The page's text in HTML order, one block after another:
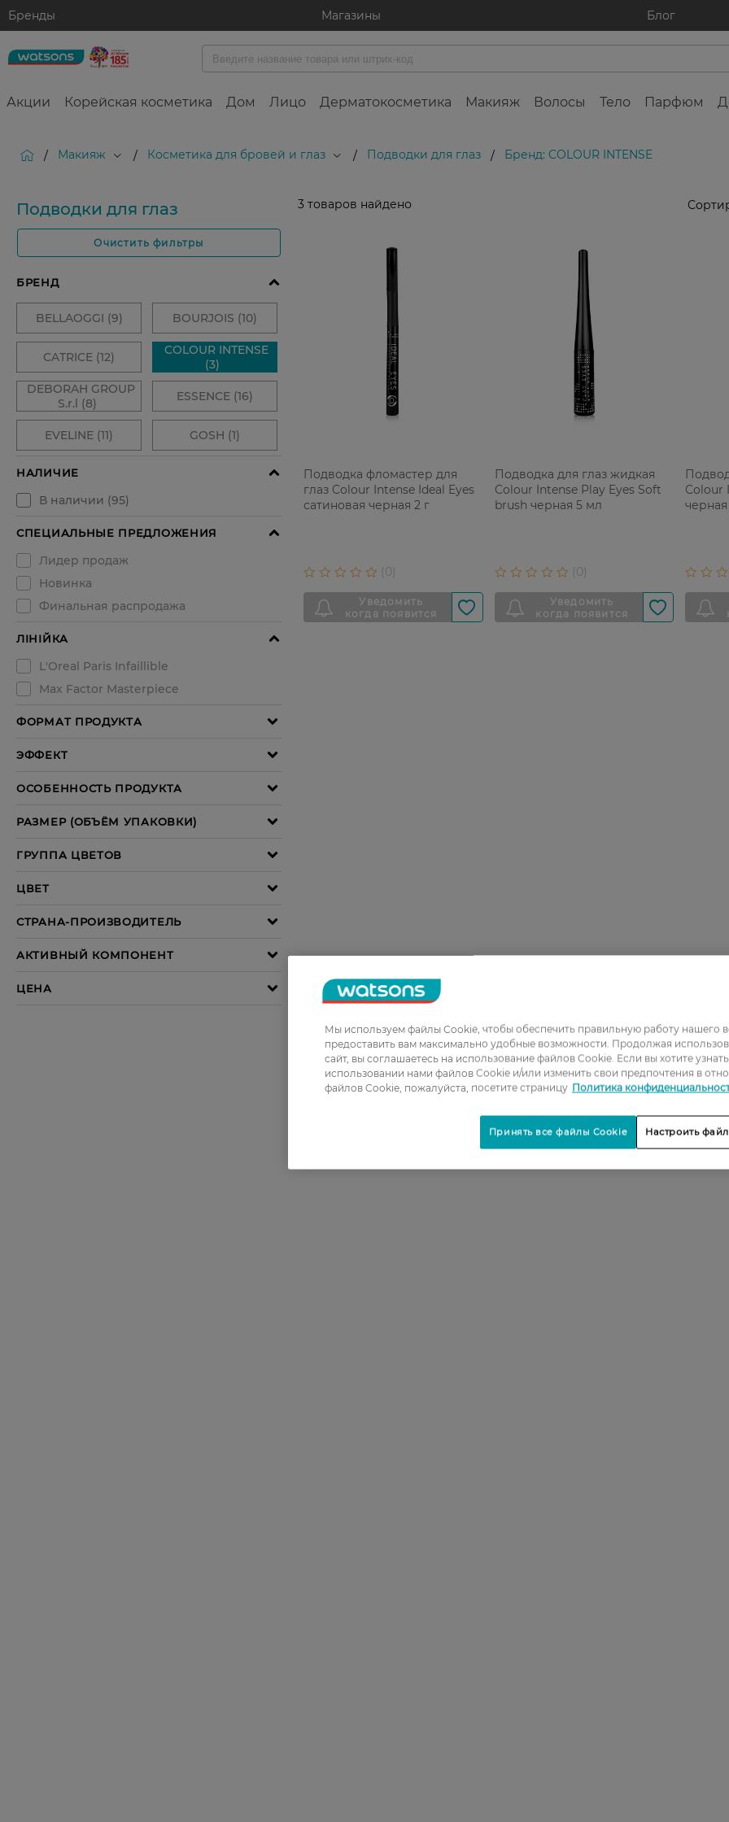
Бренды Магазины Блог
Акции Корейская косметика Дом Лицо Дерматокосметика Макияж Волосы Тело Парфюм
/ Макияж / Косметика для бровей и глаз / Подводки для глаз / Бренд: COLOUR INTENSE
Подводки для глаз
Очистить фильтры
3 товаров найдено
Подводка фломастер для
глаз Colour Intense Ideal Eyes
сатиновая черная 2 г
Подводка для глаз жидкая
Colour Intense Play Eyes Soft
brush черная 5 мл
Colour
Мы используем файлы Cookie, чтобы обеспечить правильную работу нашего
предоставить вам максимально удобные возможности. Продолжая
сайт, вы соглашаетесь на использование файлов Cookie. Если вы хотите
использовании нами файлов Cookie и/или изменить свои предпочтения в
файлов Cookie, пожалуйста, посетите страницу Политика
Настроить
Принять все файлы Cookie